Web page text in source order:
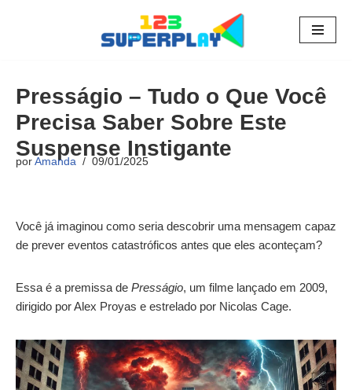
conteúdo
Presságio – Tudo o Que Você
Precisa Saber Sobre Este
Suspense Instigante
por Amanda 09/01/2025
Você já imaginou como seria descobrir uma mensagem capaz
de prever eventos catastróficos antes que eles aconteçam?
Essa é a premissa de Presságio, um filme lançado em 2009,
dirigido por Alex Proyas e estrelado por Nicolas Cage.